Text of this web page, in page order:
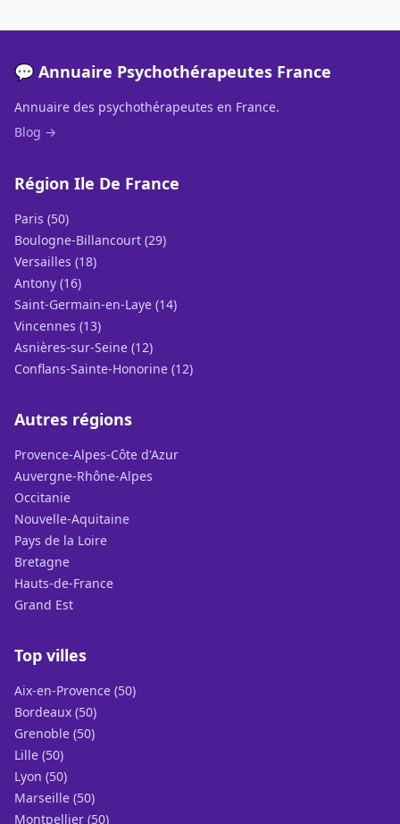
💬 Annuaire Psychothérapeutes France
Annuaire des psychothérapeutes en France.
Blog →
Région Ile De France
Paris (50)
Boulogne-Billancourt (29)
Versailles (18)
Antony (16)
Saint-Germain-en-Laye (14)
Vincennes (13)
Asnières-sur-Seine (12)
Conflans-Sainte-Honorine (12)
Autres régions
Provence-Alpes-Côte d'Azur
Auvergne-Rhône-Alpes
Occitanie
Nouvelle-Aquitaine
Pays de la Loire
Bretagne
Hauts-de-France
Grand Est
Top villes
Aix-en-Provence (50)
Bordeaux (50)
Grenoble (50)
Lille (50)
Lyon (50)
Marseille (50)
Montpellier (50)